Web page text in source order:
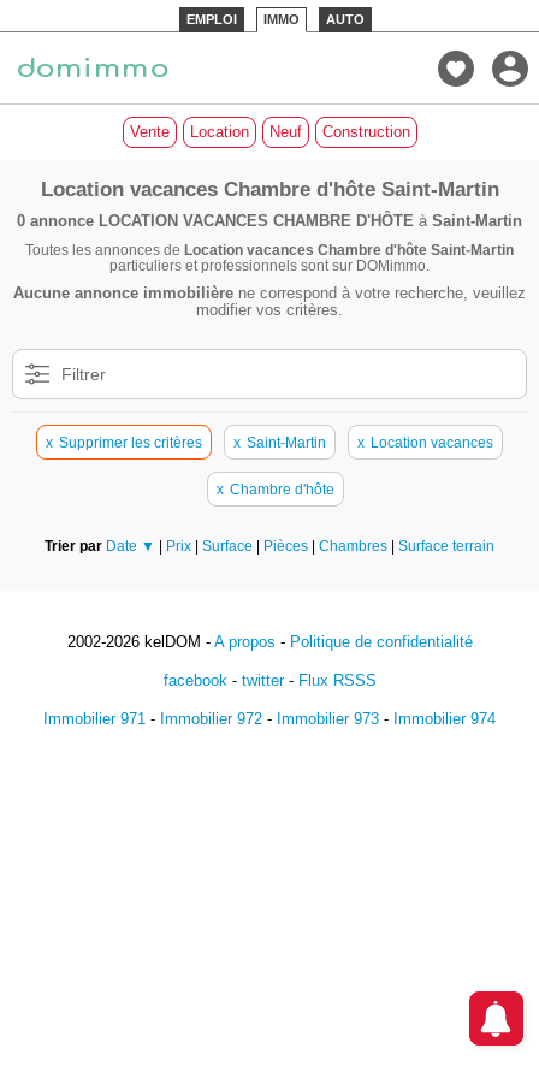
EMPLOI IMMO AUTO
Vente Location Neuf Construction
Location vacances Chambre d'hôte Saint-Martin
0 annonce LOCATION VACANCES CHAMBRE D'HÔTE à Saint-Martin
Toutes les annonces de Location vacances Chambre d'hôte Saint-Martin
particuliers et professionnels sont sur DOMimmo.
Aucune annonce immobilière ne correspond à votre recherche, veuillez
modifier vos critères.
Filtrer
x Supprimer les critères x Saint-Martin x Location vacances
x Chambre d'hôte
Trier par Date ▼ | Prix | Surface | Pièces | Chambres | Surface terrain
2002-2026 kelDOM - A propos - Politique de confidentialité
facebook- twitter- Flux RSSS
Immobilier 971 - Immobilier 972 - Immobilier 973 - Immobilier 974